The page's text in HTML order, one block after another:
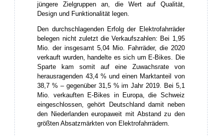
jüngere Zielgruppen an, die Wert auf Qualität,
Design und Funktionalität legen.
Den durchschlagenden Erfolg der Elektrofahrräder
belegen nicht zuletzt die Verkaufszahlen: Bei 1,95
Mio. der insgesamt 5,04 Mio. Fahrräder, die 2020
verkauft wurden, handelte es sich um E-Bikes. Die
Sparte kam somit auf eine Zuwachsrate von
herausragenden 43,4 % und einen Marktanteil von
38,7 % – gegenüber 31,5 % im Jahr 2019. Bei 5,1
Mio. verkauften E-Bikes in Europa, die Schweiz
eingeschlossen, gehört Deutschland damit neben
den Niederlanden europaweit mit Abstand zu den
größten Absatzmärkten von Elektrofahrrädern.